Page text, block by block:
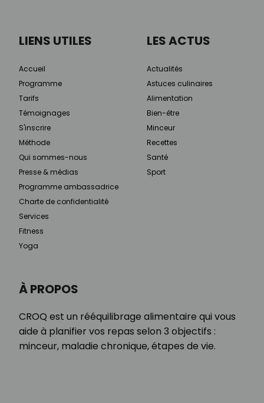
À PROPOS
CROQ est un rééquilibrage alimentaire qui vous
aide à planifier vos repas selon 3 objectifs :
minceur, maladie chronique, étapes de vie.
LIENS UTILES
Accueil
Programme
Tarifs
Témoignages
S'inscrire
Méthode
Qui sommes-nous
Presse & médias
Programme ambassadrice
Charte de confidentialité
Services
Fitness
Yoga
LES ACTUS
Actualités
Astuces culinaires
Alimentation
Bien-être
Minceur
Recettes
Santé
Sport